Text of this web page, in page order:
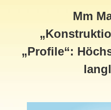
Mm
„Profile“: